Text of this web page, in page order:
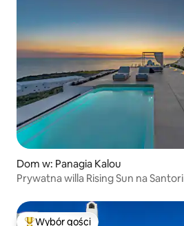
Dom w: Panagia Kalou
Prywatna willa Rising Sun na
Wybór gości